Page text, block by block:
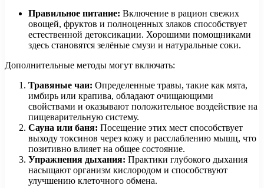
Правильное питание: Включение в рацион свежих
овощей, фруктов и полноценных злаков способствует
естественной детоксикации. Хорошими помощниками
здесь становятся зелёные смузи и натуральные соки.
Дополнительные методы могут включать:
Травяные чаи: Определенные травы, такие как мята,
имбирь или крапива, обладают очищающими
свойствами и оказывают положительное воздействие на
пищеварительную систему.
Сауна или баня: Посещение этих мест способствует
выходу токсинов через кожу и расслаблению мышц, что
позитивно влияет на общее состояние.
Упражнения дыхания: Практики глубокого дыхания
насыщают организм кислородом и способствуют
улучшению клеточного обмена.